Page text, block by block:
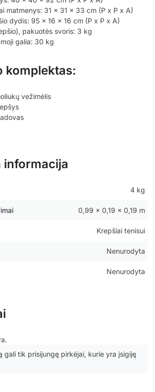
matmenys: 31 x 31 x 33 cm (P x P x A)
dydis: 95 x 16 x 16 cm (P x P x A)
pakuotės svoris: 3 kg
galia: 30 kg
komplektas:
vežimėlis
informacija
4 kg
0,99 × 0,19 × 0,19 m
Krepšiai tenisui
Nenurodyta
Nenurodyta
gali tik prisijungę pirkėjai, kurie yra įsigiję